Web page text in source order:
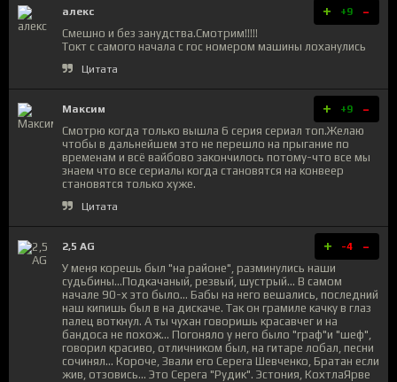
алекс + +9 -
Смешно и без занудства.Смотрим!!!!!
Токт с самого начала с гос номером машины лоханулись
Цитата
Максим + +9 -
Смотрю когда только вышла 6 серия сериал топ.Желаю
чтобы в дальнейшем это не перешло на прыгание по
временам и всё вайбово закончилось потому-что все мы
знаем что все сериалы когда становятся на конвеер
становятся только хуже.
Цитата
2,5 AG + -4 -
У меня корешь был "на районе", разминулись наши
судьбины...Подкачаный, резвый, шустрый... В самом
начале 90-х это было... Бабы на него вешались, последний
наш кипишь был в на дискаче. Так он грамиле качку в глаз
палец воткнул. А ты чухан говоришь красавчег и на
бандоса не похож... Погоняло у него было "граф"и "шеф",
говорил красиво, отличником был, на гитаре лобал, песни
сочинял... Короче, Звали его Серега Шевченко, Братан если
жив, отзовись... Это Серега "Рудик". Эстония, КохтлаЯрве